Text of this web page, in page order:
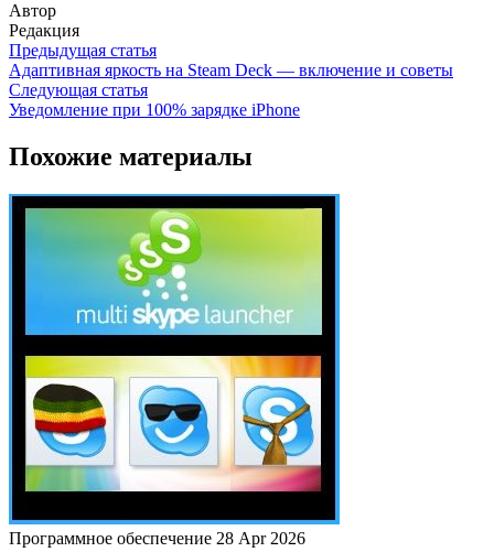
Автор
Редакция
Предыдущая статья
Адаптивная яркость на Steam Deck — включение и советы
Следующая статья
Уведомление при 100% зарядке iPhone
Похожие материалы
Программное обеспечение 28 Apr 2026